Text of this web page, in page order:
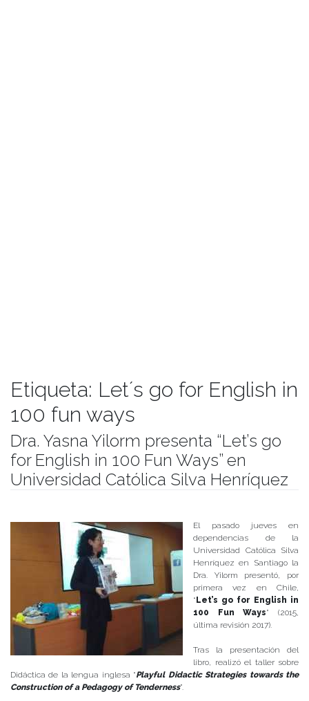
Etiqueta: Let´s go for English in
100 fun ways
Dra. Yasna Yilorm presenta “Let’s go
for English in 100 Fun Ways” en
Universidad Católica Silva Henríquez
El pasado jueves en
dependencias de la
Universidad Católica Silva
Henríquez en Santiago la
Dra. Yilorm presentó, por
primera vez en Chile,
“ Let’s go for English in
100 Fun Ways” (2015,
última revisión 2017).
Tras la presentación del
libro, realizó el taller sobre
Didáctica de la lengua inglesa “Playful Didactic Strategies towards the
Construction of a Pedagogy of Tenderness”.